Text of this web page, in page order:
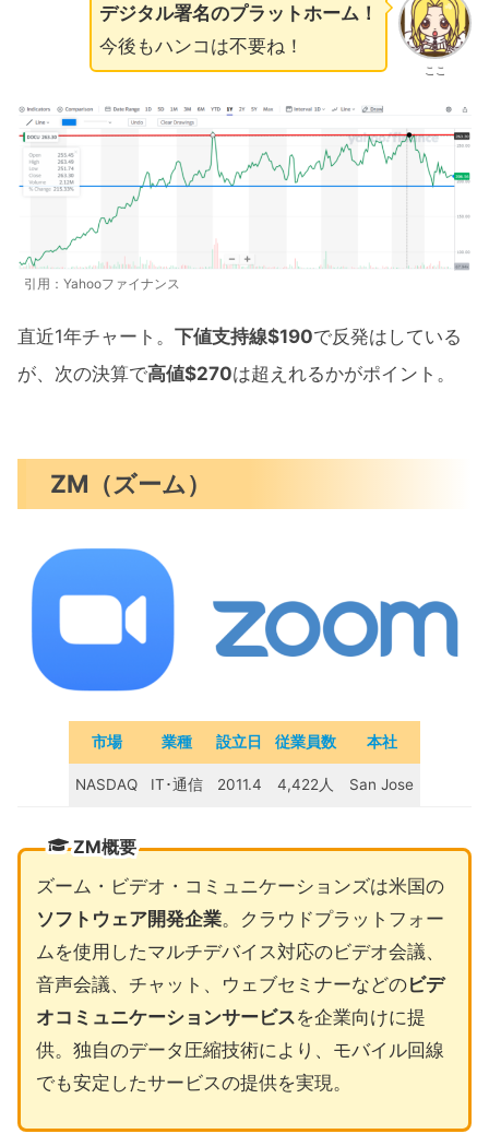
ここ
デジタル署名のプラットホーム！
今後もハンコは不要ね！
引用：Yahooファイナンス
直近1年チャート。 下値支持線$190で反発はしている
が、次の決算で高値$270は超えれるかがポイント。
ZM（ズーム）
市場 業種 設立日 従業員数 本社
NASDAQ IT･通信 2011.4 4,422人 San Jose
ZM概要
ズーム・ビデオ・コミュニケーションズは米国の
ソフトウェア開発企業。クラウドプラットフォー
ムを使用したマルチデバイス対応のビデオ会議、
音声会議、チャット、ウェブセミナーなどのビデ
オコミュニケーションサービスを企業向けに提
供。独自のデータ圧縮技術により、モバイル回線
でも安定したサービスの提供を実現。